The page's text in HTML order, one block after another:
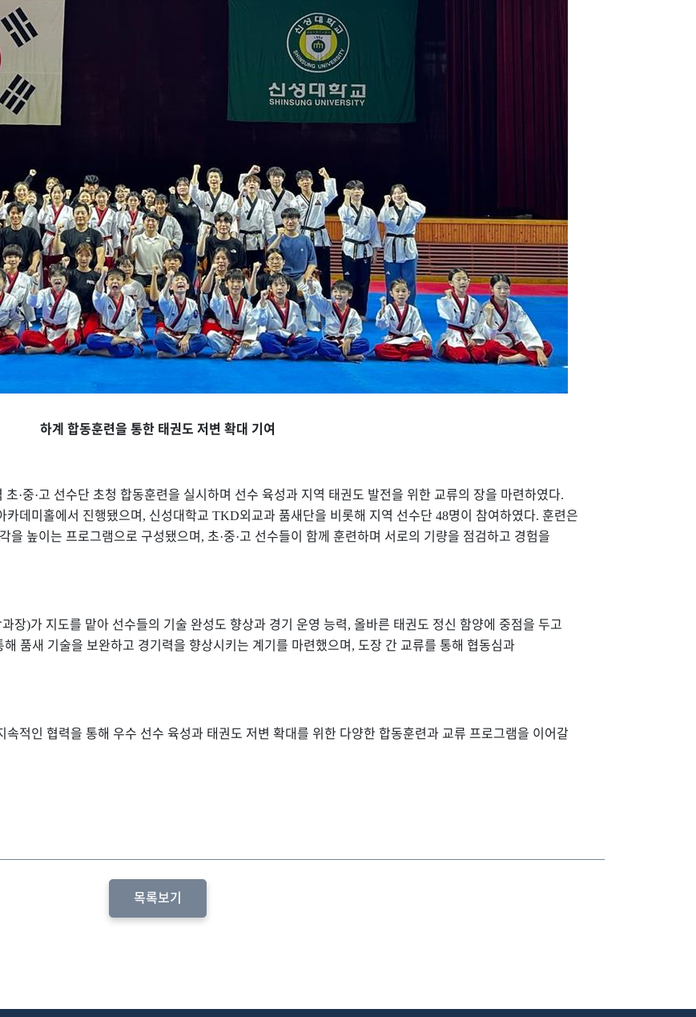
하계 합동훈련을 통한 태권도 저변 확대 기여
초·중·고 선수단 초청 합동훈련을 실시하며 선수 육성과 지역 태권도 발전을 위한 교류의 장을 마련하였다.
카데미홀에서 진행됐으며, 신성대학교 TKD외교과 품새단을 비롯해 지역 선수단 48명이 참여하였다. 훈련은
을 높이는 프로그램으로 구성됐으며, 초·중·고 선수들이 함께 훈련하며 서로의 기량을 점검하고 경험을
장)가 지도를 맡아 선수들의 기술 완성도 향상과 경기 운영 능력, 올바른 태권도 정신 함양에 중점을 두고
품새 기술을 보완하고 경기력을 향상시키는 계기를 마련했으며, 도장 간 교류를 통해 협동심과
적인 협력을 통해 우수 선수 육성과 태권도 저변 확대를 위한 다양한 합동훈련과 교류 프로그램을 이어갈
목록보기